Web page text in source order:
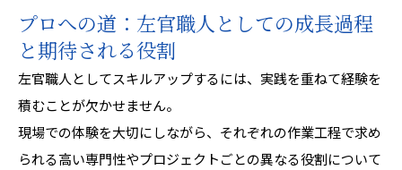
プロへの道：左官職人としての成長過程
と期待される役割
左官職人としてスキルアップするには、実践を重ねて経験を
積むことが欠かせません。
現場での体験を大切にしながら、それぞれの作業工程で求め
られる高い専門性やプロジェクトごとの異なる役割について